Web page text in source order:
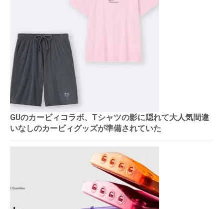
GUのカービィコラボ、Tシャツの影に隠れて大人気間違
いなしのカービィグッズが準備されていた